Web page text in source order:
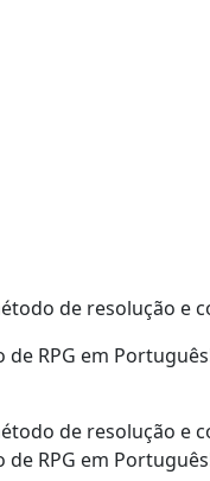
de resolução e
RPG em
de resolução e
de RPG em